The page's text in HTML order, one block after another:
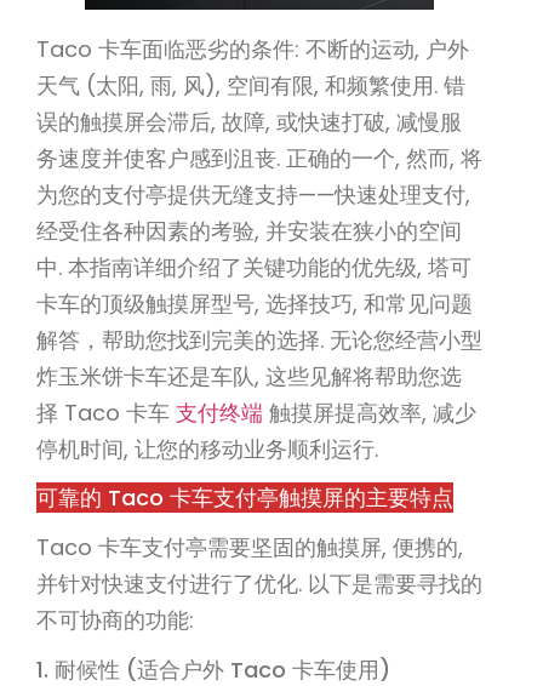
Taco 卡车面临恶劣的条件: 不断的运动, 户外
天气 (太阳, 雨, 风), 空间有限, 和频繁使用. 错
误的触摸屏会滞后, 故障, 或快速打破, 减慢服
务速度并使客户感到沮丧. 正确的一个, 然而, 将
为您的支付亭提供无缝支持——快速处理支付,
经受住各种因素的考验, 并安装在狭小的空间
中. 本指南详细介绍了关键功能的优先级, 塔可
卡车的顶级触摸屏型号, 选择技巧, 和常见问题
解答，帮助您找到完美的选择. 无论您经营小型
炸玉米饼卡车还是车队, 这些见解将帮助您选
择 Taco 卡车 支付终端 触摸屏提高效率, 减少
停机时间, 让您的移动业务顺利运行.
可靠的 Taco 卡车支付亭触摸屏的主要特点
Taco 卡车支付亭需要坚固的触摸屏, 便携的,
并针对快速支付进行了优化. 以下是需要寻找的
不可协商的功能:
1. 耐候性 (适合户外 Taco 卡车使用)